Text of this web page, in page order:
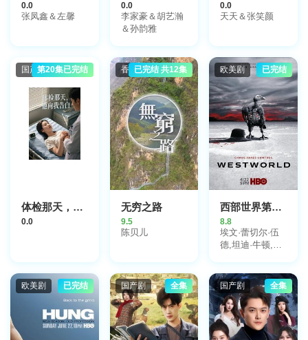
0.0
张凤鑫＆左馨
0.0
李家豪＆胡艺瀚
＆孙韵雅
0.0
天天＆张笑颜
国产剧第20集已完结
体检那天，他向我告白(AI短剧)
0.0
香港剧已完结 共12集
无穷之路
9.5
陈贝儿
欧美剧 已完结
西部世界第二季
8.8
埃文·蕾切尔·伍
德,坦迪·牛顿,詹
拉·莱莉,卡佳·赫
尔伯斯,艾德·哈
里斯,乔纳森·塔
克,杰弗里·怀特,
路易斯·赫特哈
欧美剧 已完结 国产剧 全集 国产剧 全集